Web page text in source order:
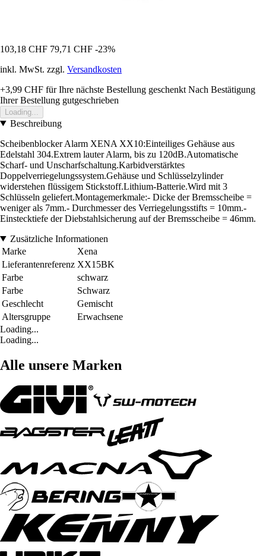
103,18 CHF 79,71 CHF -23%
inkl. MwSt. zzgl. Versandkosten
+3,99 CHF für Ihre nächste Bestellung geschenkt Nach Bestätigung
Ihrer Bestellung gutgeschrieben
Loading...
Beschreibung
Scheibenblocker Alarm XENA XX10:Einteiliges Gehäuse aus
Edelstahl 304.Extrem lauter Alarm, bis zu 120dB.Automatische
Scharf- und Unscharfschaltung.Karbidverstärktes
Doppelverriegelungssystem.Gehäuse und Schlüsselzylinder
widerstehen flüssigem Stickstoff.Lithium-Batterie.Wird mit 3
Schlüsseln geliefert.Montagemerkmale:- Dicke der Bremsscheibe =
weniger als 7mm.- Durchmesser des Verriegelungsstifts = 10mm.-
Einstecktiefe der Diebstahlsicherung auf der Bremsscheibe = 46mm.
Zusätzliche Informationen
Marke
Xena
Lieferantenreferenz XX15BK
Farbe
schwarz
Farbe
Schwarz
Geschlecht
Gemischt
Altersgruppe
Erwachsene
Loading...
Loading...
Alle unsere Marken